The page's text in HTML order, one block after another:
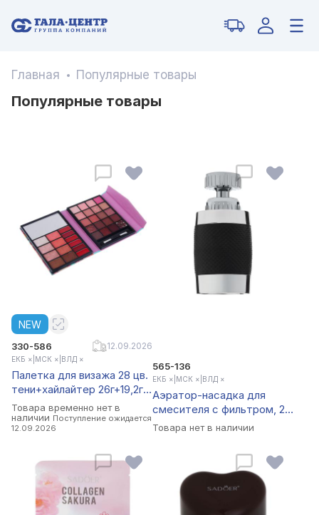
Главная Популярные товары
Популярные товары
NEW
330-586 12.09.2026
ЕКБ × МСК × ВЛД ×
Палетка для визажа 28 цв.
тени+хайлайтер 26г+19,2г,
6 цв. помада губная 4,8г
тм Romantic Bird, F713
Товара временно нет в
наличии Поступление ожидается
12.09.2026
565-136
ЕКБ × МСК × ВЛД ×
Аэратор-насадка для
смесителя с фильтром, 2
режима, хром/черный
Товара нет в наличии